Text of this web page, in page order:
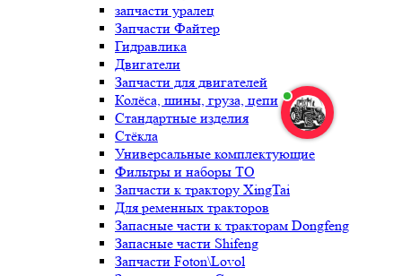
запчасти уралец
Запчасти Файтер
Гидравлика
Двигатели
Запчасти для двигателей
Колёса, шины, груза, цепи
Стандартные изделия
Стёкла
Универсальные комплектующие
Фильтры и наборы ТО
Запчасти к трактору XingTai
Для ременных тракторов
Запасные части к тракторам Dongfeng
Запасные части Shifeng
Запчасти Foton\Lovol